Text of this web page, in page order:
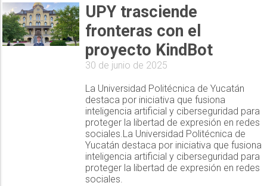
UPY trasciende
fronteras con el
proyecto KindBot
30 de junio de 2025
La Universidad Politécnica de Yucatán
destaca por iniciativa que fusiona
inteligencia artificial y ciberseguridad para
proteger la libertad de expresión en redes
sociales.La Universidad Politécnica de
Yucatán destaca por iniciativa que fusiona
inteligencia artificial y ciberseguridad para
proteger la libertad de expresión en redes
sociales.